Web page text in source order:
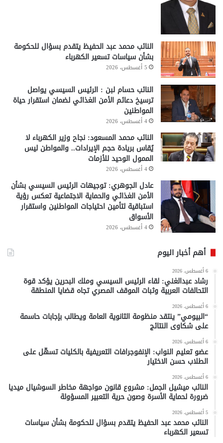
النائب محمد عبد الحفيظ يتقدم بسؤال للحكومة
بشأن سياسات تسعير الكهرباء
5 أغسطس، 2026
النائب حسام لبن : الرئيس السيسي يواصل
ترسيخ دعائم الأمن الغذائي لضمان استقرار حياة
المواطنين
4 أغسطس، 2026
النائب محمد المسعود: نجاح وزير الكهرباء لا
يُقاس بريادة حجم الإيرادات.. والمواطن ليس
الممول الوحيد للأزمات
4 أغسطس، 2026
عادل الجوهري: توجيهات الرئيس السيسي بشأن
الأمن الغذائي والحماية الاجتماعية تعكس رؤية
استباقية لتأمين احتياجات المواطنين واستقرار
الأسواق
4 أغسطس، 2026
أهم أخبار اليوم
6 أغسطس، 2026
رشاد عبدالغني: لقاء الرئيس السيسي وملك البحرين يؤكد قوة
التحالفات العربية وثبات الموقف المصري تجاه قضايا المنطقة
6 أغسطس، 2026
“البيومي” ينتقد منظومة الثانوية العامة ويطالب بإجابات حاسمة
على شكاوى النتائج
6 أغسطس، 2026
عضو تعليم النواب: الإنفوجرافات التعريفية بالكليات تسهّل على
الطلاب حسن الاختيار
6 أغسطس، 2026
النائب ميشيل الجمل: مشروع قانون مواجهة مخاطر السوشيال ميديا
ضرورة لحماية الأسرة وصون حرية التعبير المسؤولة
5 أغسطس، 2026
النائب محمد عبد الحفيظ يتقدم بسؤال للحكومة بشأن سياسات
تسعير الكهرباء